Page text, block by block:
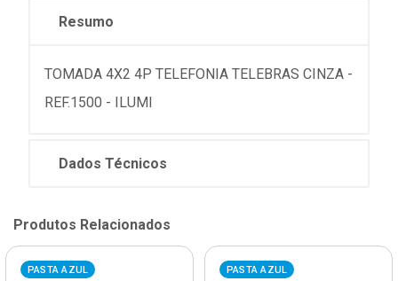
Resumo
TOMADA 4X2 4P TELEFONIA TELEBRAS CINZA -
REF.1500 - ILUMI
Dados Técnicos
Produtos Relacionados
PASTA AZUL PASTA AZUL